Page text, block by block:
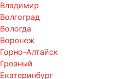
Владимир
Волгоград
Вологда
Воронеж
Горно-Алтайск
Грозный
Екатеринбург